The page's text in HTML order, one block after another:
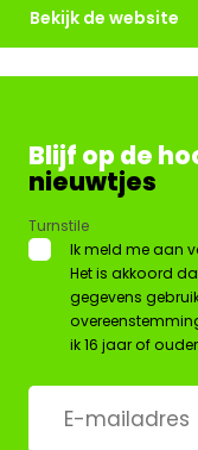
Bekijk de website
Blijf op de
nieuwtjes
E-
mailadres*
*
Ik meld me aan
Het is akkoord
gegevens
ik 16 jaar of
Turnstile